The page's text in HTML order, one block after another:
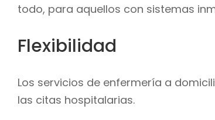
todo, para aquellos con sistemas
Flexibilidad
Los servicios de enfermería a
las citas hospitalarias.